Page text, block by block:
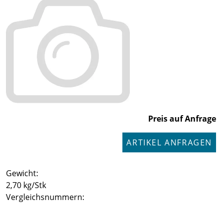
Preis auf Anfrage
ARTIKEL ANFRAGEN
Gewicht:
2,70 kg/Stk
Vergleichsnummern: